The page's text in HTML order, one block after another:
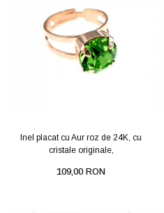
Inel placat cu Aur roz de 24K, cu
cristale originale,
109,00 RON